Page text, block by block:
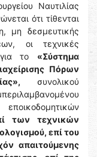
Ναυτιλίας
ότι τίθενται
μη δεσμευτικής
οι τεχνικές
για το «Σύστημα
Πόρων
συνολικού
των τεχνικών
επί του
απαιτούμενης